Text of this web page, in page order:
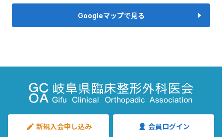
Googleマップで見る
新規入会申し込み 会員ログイン